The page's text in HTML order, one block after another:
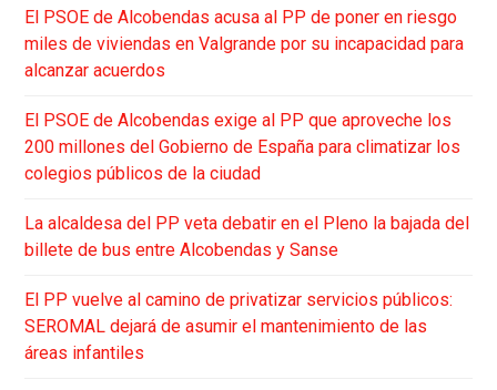
El PSOE de Alcobendas acusa al PP de poner en riesgo
miles de viviendas en Valgrande por su incapacidad para
alcanzar acuerdos
El PSOE de Alcobendas exige al PP que aproveche los
200 millones del Gobierno de España para climatizar los
colegios públicos de la ciudad
La alcaldesa del PP veta debatir en el Pleno la bajada del
billete de bus entre Alcobendas y Sanse
El PP vuelve al camino de privatizar servicios públicos:
SEROMAL dejará de asumir el mantenimiento de las
áreas infantiles